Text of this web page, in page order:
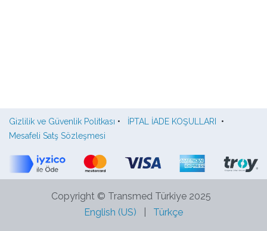
Gizlilik ve Güvenlik Politkası • İPTAL İADE KOŞULLARI
•
Mesafeli Satş Sözleşmesi
Copyright © Transmed Türkiye 2025
English (US)
Türkçe